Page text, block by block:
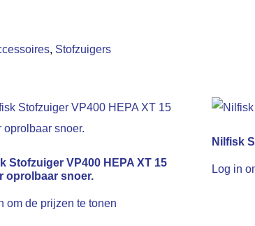
, Stofzuigers
Stofzuiger VP400 HEPA XT 15
oprolbaar snoer.
om de prijzen te tonen
Nilfisk
Log in